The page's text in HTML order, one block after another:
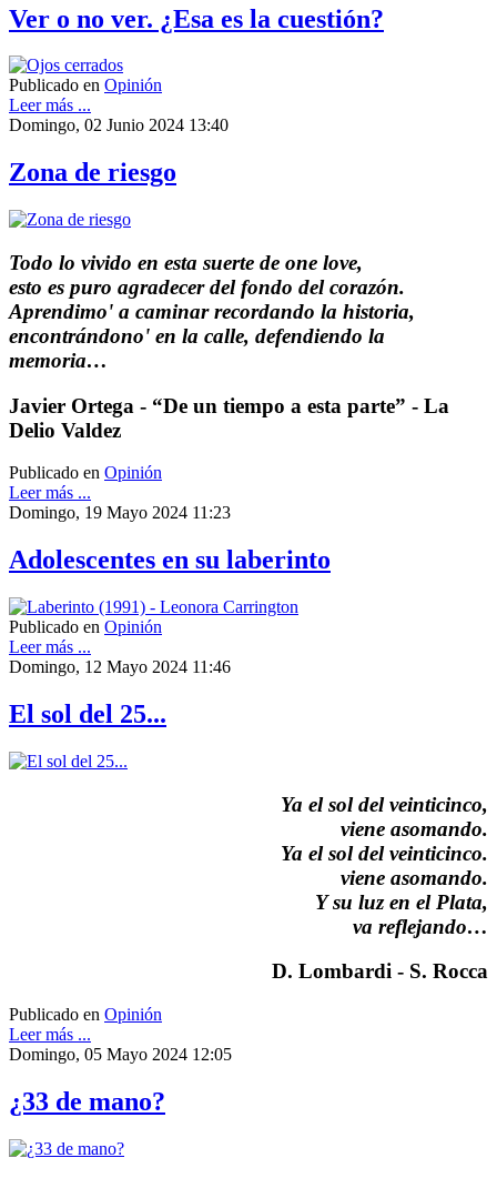
Ver o no ver. ¿Esa es la cuestión?
Publicado en Opinión
Leer más ...
Domingo, 02 Junio 2024 13:40
Zona de riesgo
Todo lo vivido en esta suerte de one love,
esto es puro agradecer del fondo del corazón.
Aprendimo' a caminar recordando la historia,
encontrándono' en la calle, defendiendo la
memoria…
Javier Ortega - “De un tiempo a esta parte” - La
Delio Valdez
Publicado en Opinión
Leer más ...
Domingo, 19 Mayo 2024 11:23
Adolescentes en su laberinto
Publicado en Opinión
Leer más ...
Domingo, 12 Mayo 2024 11:46
El sol del 25...
Ya el sol del veinticinco,
viene asomando.
Ya el sol del veinticinco.
viene asomando.
Y su luz en el Plata,
va reflejando…
D. Lombardi - S. Rocca
Publicado en Opinión
Leer más ...
Domingo, 05 Mayo 2024 12:05
¿33 de mano?